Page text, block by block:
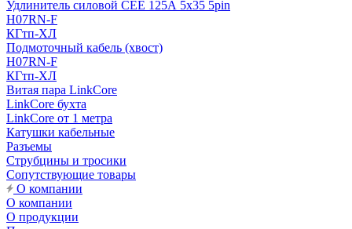
Удлинитель силовой CEE 125А 5x35 5pin
H07RN-F
КГтп-ХЛ
Подмоточный кабель (хвост)
H07RN-F
КГтп-ХЛ
Витая пара LinkCore
LinkCore бухта
LinkCore от 1 метра
Катушки кабельные
Разъемы
Струбцины и тросики
Сопутствующие товары
О компании
О компании
О продукции